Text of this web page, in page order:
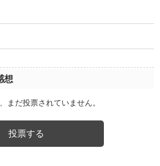
想
まだ投票されていません。
投票する